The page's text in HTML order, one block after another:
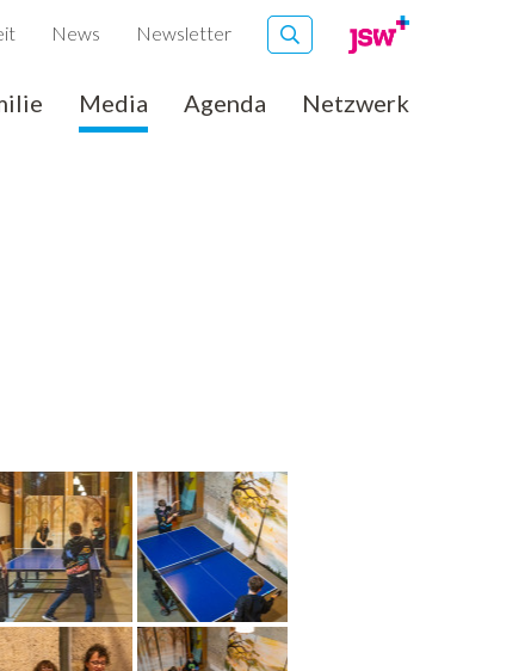
News Newsletter
Media Agenda Netzwerk